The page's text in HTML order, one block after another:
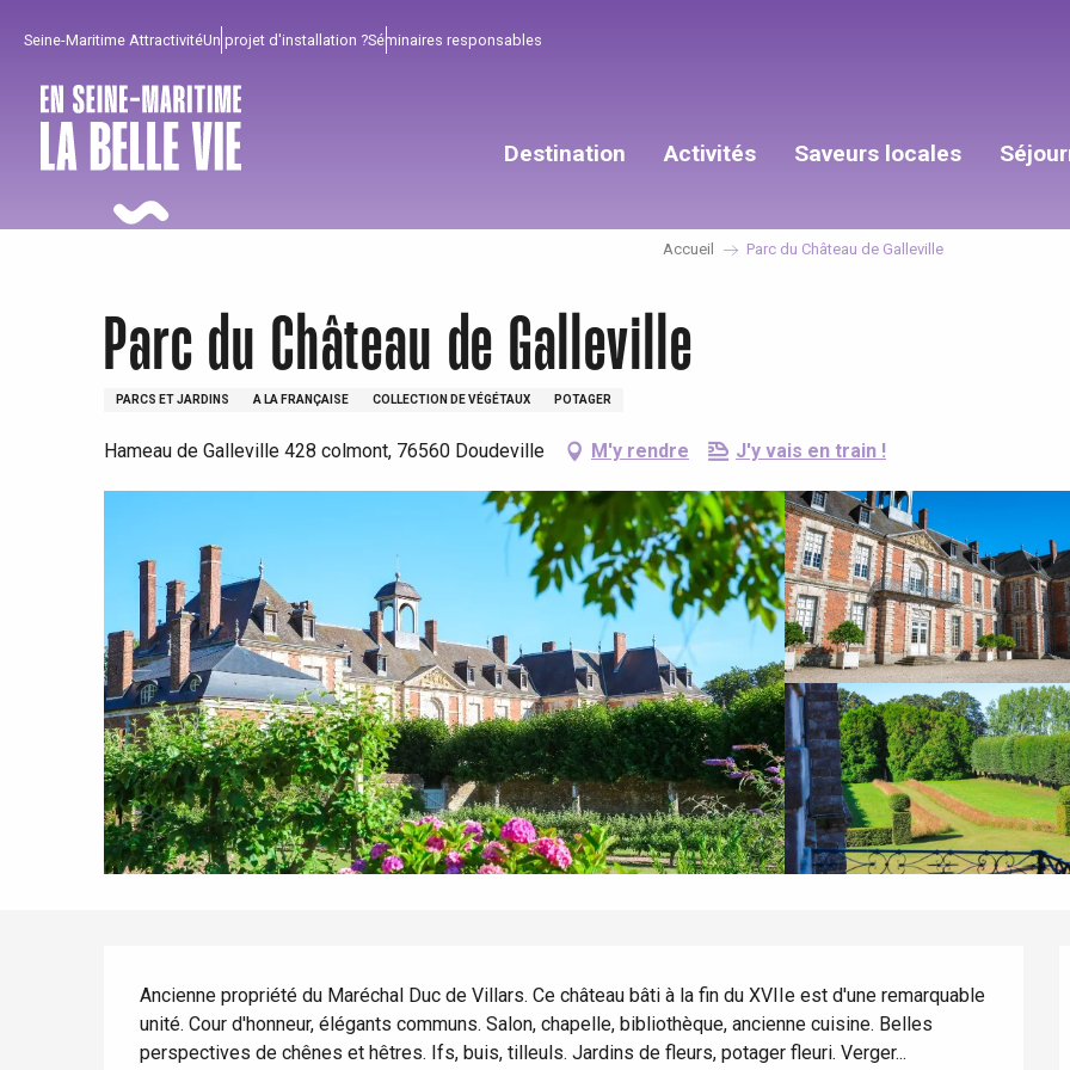
principal
Seine-Maritime AttractivitéUn projet d'installation ?Séminaires responsables
Destination Activités
Pour profiter
Tout l'agenda
Eté
Quand il pleut
Avec les enfants
Entre amis
Saveurs locales
Incontournables
Lieux branchés
Meilleurs brunch
Restaurants avec vue
Bien de chez nous !
Séjours en bord de
mer
Séjours en train
Séjours à vélo
Accueil Parc du Château de Galleville
Parc du Château de Galleville
PARCS ET JARDINS A LA FRANÇAISE COLLECTION DE VÉGÉTAUX POTAGER
Hameau de Galleville 428 colmont, 76560 Doudeville M'y rendre J'y vais en train !
Ancienne propriété du Maréchal Duc de Villars. Ce château bâti à la fin du XVIIe est d'une remarquable
unité. Cour d'honneur, élégants communs. Salon, chapelle, bibliothèque, ancienne cuisine. Belles
perspectives de chênes et hêtres. Ifs, buis, tilleuls. Jardins de fleurs, potager fleuri. Verger...